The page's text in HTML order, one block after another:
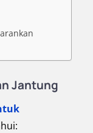
Jantung